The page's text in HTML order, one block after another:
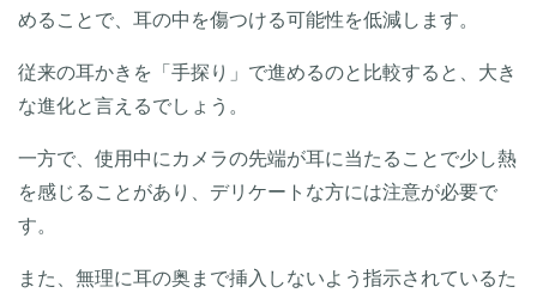
めることで、耳の中を傷つける可能性を低減します。
従来の耳かきを「手探り」で進めるのと比較すると、大き
な進化と言えるでしょう。
一方で、使用中にカメラの先端が耳に当たることで少し熱
を感じることがあり、デリケートな方には注意が必要で
す。
また、無理に耳の奥まで挿入しないよう指示されているた